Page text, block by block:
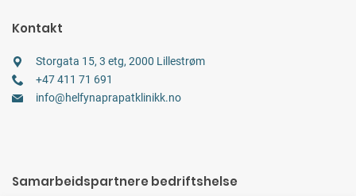
Kontakt
Storgata 15, 3 etg, 2000 Lillestrøm
+47 411 71 691
info@helfynaprapatklinikk.no
Samarbeidspartnere bedriftshelse